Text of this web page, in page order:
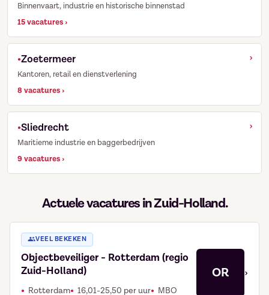
Binnenvaart, industrie en historische binnenstad
15 vacatures ›
Zoetermeer
Kantoren, retail en dienstverlening
8 vacatures ›
›
Sliedrecht
Maritieme industrie en baggerbedrijven
9 vacatures ›
›
Actuele vacatures in Zuid-Holland.
VEEL BEKEKEN
Objectbeveiliger - Rotterdam (regio
Zuid-Holland)
Rotterdam 16,01-25,50 per uur MBO
OR ›